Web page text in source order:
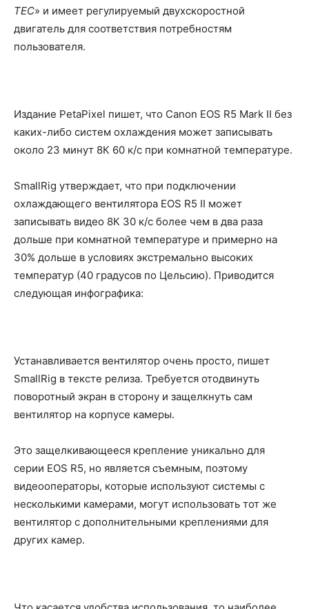
TEC» и имеет регулируемый двухскоростной
двигатель для соответствия потребностям
пользователя.
Издание PetaPixel пишет, что Canon EOS R5 Mark II без
каких-либо систем охлаждения может записывать
около 23 минут 8К 60 к/с при комнатной температуре.
SmallRig утверждает, что при подключении
охлаждающего вентилятора EOS R5 II может
записывать видео 8К 30 к/с более чем в два раза
дольше при комнатной температуре и примерно на
30% дольше в условиях экстремально высоких
температур (40 градусов по Цельсию). Приводится
следующая инфографика:
Устанавливается вентилятор очень просто, пишет
SmallRig в тексте релиза. Требуется отодвинуть
поворотный экран в сторону и защелкнуть сам
вентилятор на корпусе камеры.
Это защелкивающееся крепление уникально для
серии EOS R5, но является съемным, поэтому
видеооператоры, которые используют системы с
несколькими камерами, могут использовать тот же
вентилятор с дополнительными креплениями для
других камер.